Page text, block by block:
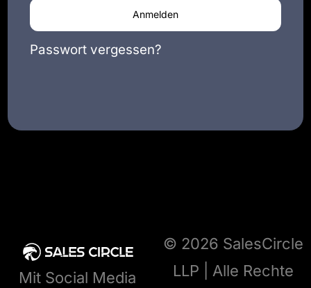
Anmelden
Passwort vergessen?
Mit Social Media
© 2026 SalesCircle
LLP | Alle Rechte